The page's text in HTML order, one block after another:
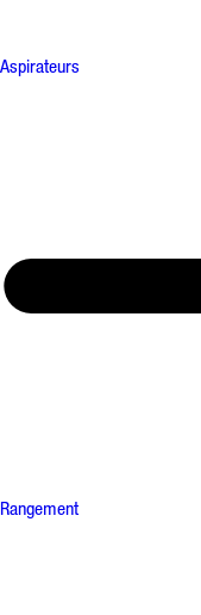
Aspirateurs
Rangement